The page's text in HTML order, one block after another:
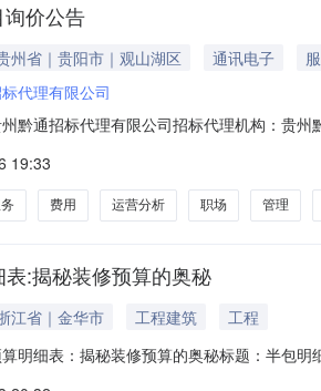
价公告
州省｜贵阳市｜观山湖区 通讯电子
代理有限公司
黔通招标代理有限公司招标代理机构：贵
理服务。采购人对服务接通率、工单完结
两年的服务量分
19:33
费用 运营分析 职场 管理
:揭秘装修预算的奥秘
江省｜金华市 工程建筑
工程
明细表：揭秘装修预算的奥秘标题：半包